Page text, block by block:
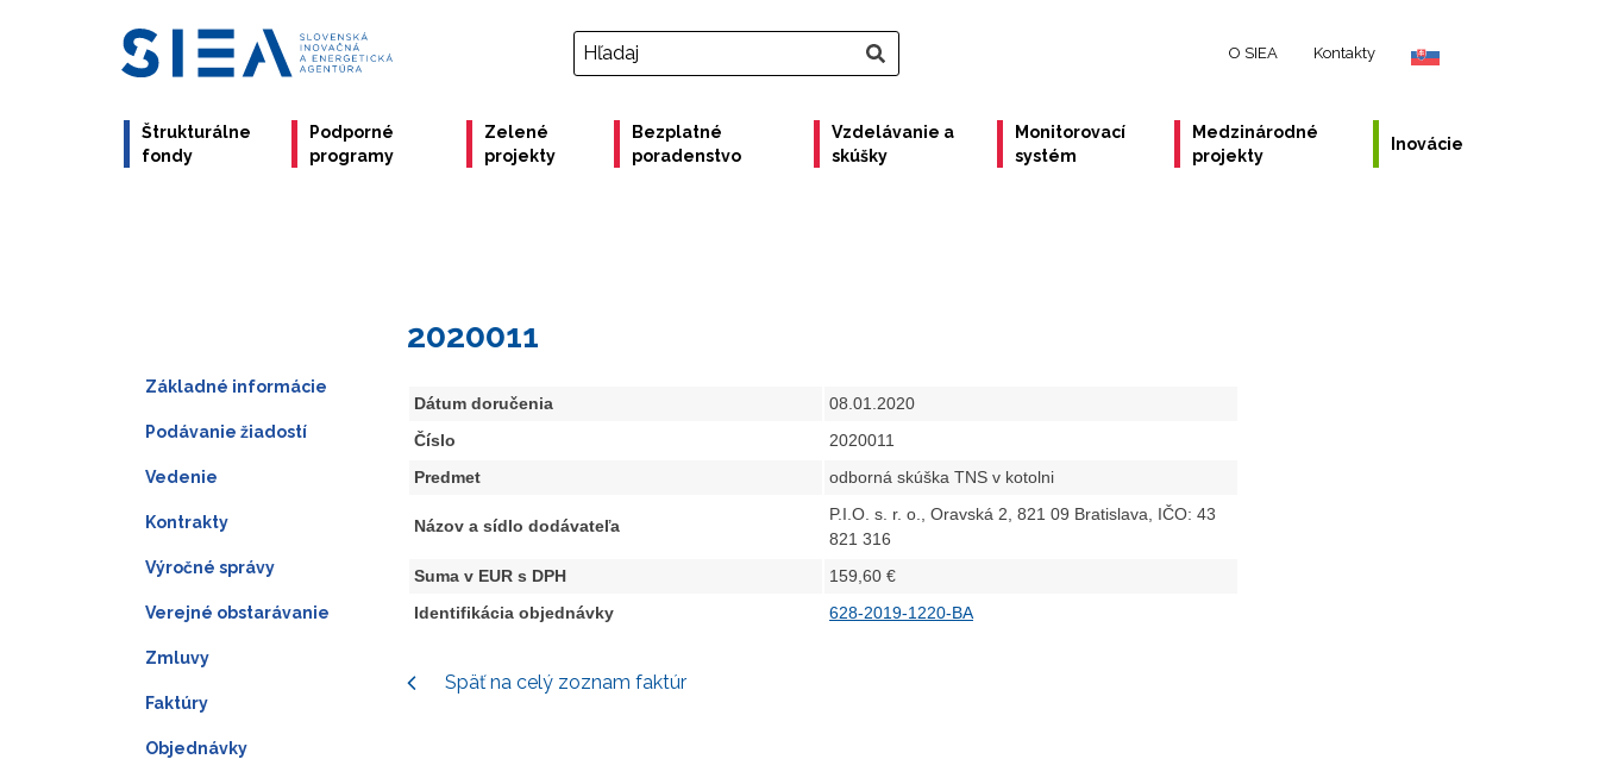
O SIEA Kontakty
Štrukturálne
fondy
Podporné
programy
Zelené
projekty
Bezplatné
poradenstvo
Vzdelávanie a
skúšky
Monitorovací
systém
Medzinárodné
projekty
Inovácie
2020011
Dátum doručenia
08.01.2020
Číslo
2020011
Predmet
odborná skúška TNS v kotolni
Názov a sídlo dodávateľa
P.I.O. s. r. o., Oravská 2, 821 09 Bratislava, IČO: 43
821 316
Suma v EUR s DPH
159,60 €
Identifikácia objednávky
628-2019-1220-BA
Späť na celý zoznam faktúr
Základné informácie
Podávanie žiadostí
Vedenie
Kontrakty
Výročné správy
Verejné obstarávanie
Zmluvy
Faktúry
Objednávky